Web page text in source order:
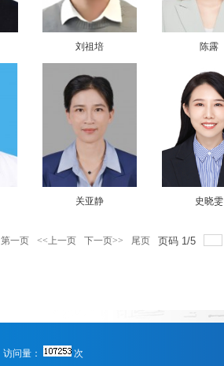
刘祖培 陈露
关亚静 史晓雯
第一页 <<上一页 下一页>> 尾页 页码 1/5
访问量： 次